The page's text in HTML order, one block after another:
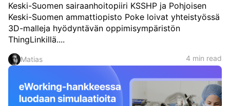
Keski-Suomen sairaanhoitopiiri KSSHP ja Pohjoisen
Keski-Suomen ammattiopisto​ Poke loivat yhteistyössä
3D-malleja hyödyntävän oppimisympäristön
ThingLinkillä....
Matias 4 min read